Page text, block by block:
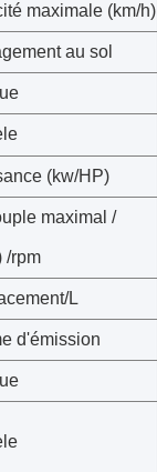
maximale (km/h)
au sol
(kw/HP)
maximal /
/rpm
L
d'émission